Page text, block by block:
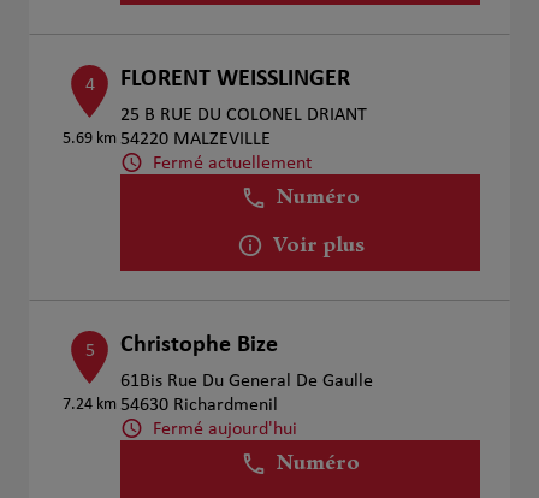
4
5.69 km
FLORENT WEISSLINGER
25 B RUE DU COLONEL DRIANT
54220 MALZEVILLE
Fermé actuellement
Numéro
Voir plus
5
7.24 km
Christophe Bize
61Bis Rue Du General De Gaulle
54630 Richardmenil
Fermé aujourd'hui
Numéro